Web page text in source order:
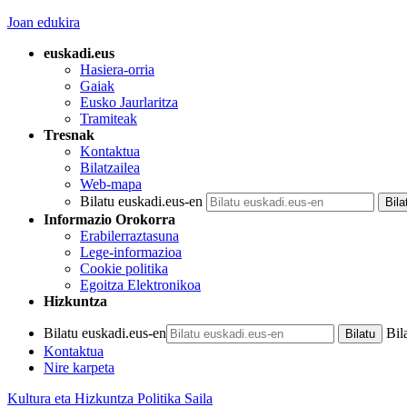
Joan edukira
euskadi.eus
Hasiera-orria
Gaiak
Eusko Jaurlaritza
Tramiteak
Tresnak
Kontaktua
Bilatzailea
Web-mapa
Bilatu euskadi.eus-en
Informazio Orokorra
Erabilerraztasuna
Lege-informazioa
Cookie politika
Egoitza Elektronikoa
Hizkuntza
Bilatu euskadi.eus-en
Kontaktua
Nire karpeta
Kultura eta Hizkuntza Politika Saila